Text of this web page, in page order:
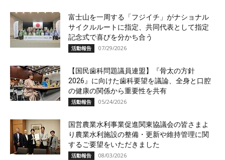
富士山を一周する「フジイチ」がナショナル
サイクルルートに指定、共同代表として指定
記念式で喜びを分かち合う
活動報告 07/29/2026
【国民歯科問題議員連盟】『骨太の方針
2026』に向けた歯科要望を議論、全身と口腔
の健康の関係から重要性を共有
活動報告 05/24/2026
国営農業水利事業促進関東協議会の皆さまよ
り農業水利施設の整備・更新や維持管理に関
するご要望をいただきました
活動報告 08/03/2026